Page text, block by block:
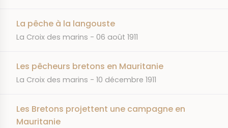
La pêche à la langouste
JOURNAL
La Croix des marins DATE
06 août 1911
Les pêcheurs bretons en Mauritanie
JOURNAL
La Croix des marins DATE
10 décembre 1911
Les Bretons projettent une campagne en
Mauritanie